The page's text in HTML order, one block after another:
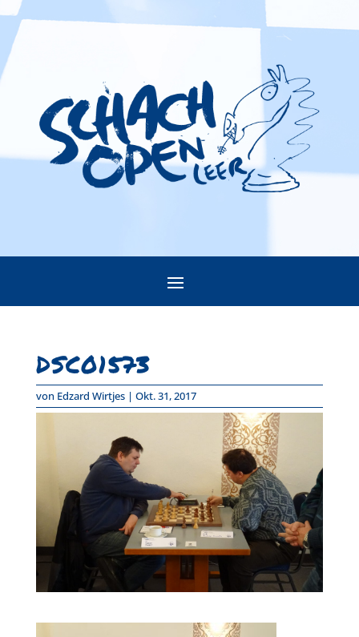
DSC01573
von Edzard Wirtjes| Okt. 31, 2017